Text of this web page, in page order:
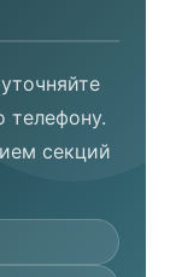
телефону.
секций